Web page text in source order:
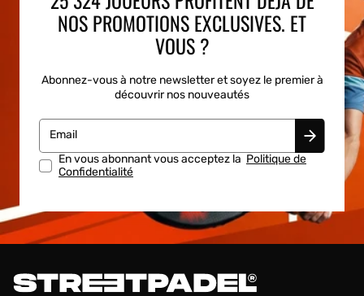
NOS PROMOTIONS EXCLUSIVES. ET
VOUS ?
Abonnez-vous à notre newsletter et soyez le premier à
découvrir nos nouveautés
Email
En vous abonnant vous acceptez la Politique de
Confidentialité